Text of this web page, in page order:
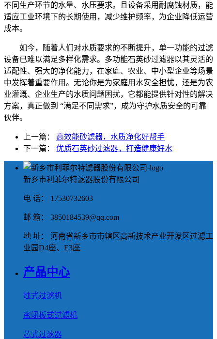
不同生产环节的水量、水压要求。且设备采用耐腐蚀材质，能
适应工业环境下的长期使用，减少维护频率，为企业降低运营
成本。
如今，随着人们对水质要求的不断提升，单一功能的过滤
设备已难以满足多样化需求。多功能石英砂过滤器以其灵活的
适配性、强大的净化能力，在家庭、农业、中小型企业等场景
中发挥着重要作用。无论你是为家庭用水安全担忧，还是为农
业灌溉、企业生产的水质问题困扰，它都能提供针对性的解决
方案，真正做到 “满足不同需求”，成为守护水质安全的可靠
伙伴。
上一篇： 高效能砂滤器，水质净化好帮手
下一篇： 优质石英砂过滤器，打造健康好水
新乡市利菲尔特滤器股份有限公司
电 话： 17530732603
邮 箱： 3850184539@qq.com
地 址： 河南省新乡市市辖区高新技术产业开发区过滤工
业园D4座、E3座
产品中心
烛式过滤机
密闭板式过滤机
芯式过滤器